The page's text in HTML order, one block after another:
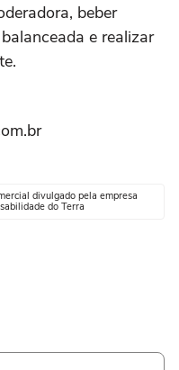
beber
e realizar
divulgado pela empresa
do Terra